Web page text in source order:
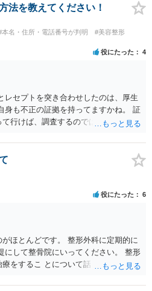
禁止されていますし、公の施設でもマ
題となりえますが、民間のお店に対し
と考えられます。
法を教えてください！
本名・住所・電話番号が判明
#美容整形
役にたった 4
レセプトを突き合わせしたのは、厚生
身も不正の証拠を持ってますかね。 証
行けば、調査するのではないで すか
役にたった 6
ほとんどです。 整形外科に定期的に
にして整骨院にいってください。 整形
をするこ とについて話し、OKをも